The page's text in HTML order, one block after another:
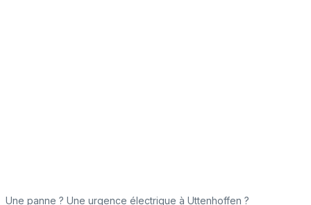
Une panne ? Une urgence électrique à Uttenhoffen ?